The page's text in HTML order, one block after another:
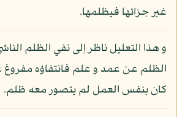
غير جزائها فيظلمها.
و هذا التعليل ناظر إلى نفي الظلم
الظلم عن عمد و علم فانتفاؤه مفروغ
كان بنفس العمل لم يتصور معه ظلم.